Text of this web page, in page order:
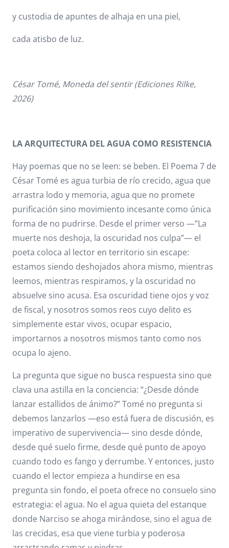
y custodia de apuntes de alhaja en una piel,
cada atisbo de luz.
César Tomé, Moneda del sentir (Ediciones Rilke,
2026)
LA ARQUITECTURA DEL AGUA COMO RESISTENCIA
Hay poemas que no se leen: se beben. El Poema 7 de
César Tomé es agua turbia de río crecido, agua que
arrastra lodo y memoria, agua que no promete
purificación sino movimiento incesante como única
forma de no pudrirse. Desde el primer verso —”La
muerte nos deshoja, la oscuridad nos culpa”— el
poeta coloca al lector en territorio sin escape:
estamos siendo deshojados ahora mismo, mientras
leemos, mientras respiramos, y la oscuridad no
absuelve sino acusa. Esa oscuridad tiene ojos y voz
de fiscal, y nosotros somos reos cuyo delito es
simplemente estar vivos, ocupar espacio,
importarnos a nosotros mismos tanto como nos
ocupa lo ajeno.
La pregunta que sigue no busca respuesta sino que
clava una astilla en la conciencia: “¿Desde dónde
lanzar estallidos de ánimo?” Tomé no pregunta si
debemos lanzarlos —eso está fuera de discusión, es
imperativo de supervivencia— sino desde dónde,
desde qué suelo firme, desde qué punto de apoyo
cuando todo es fango y derrumbe. Y entonces, justo
cuando el lector empieza a hundirse en esa
pregunta sin fondo, el poeta ofrece no consuelo sino
estrategia: el agua. No el agua quieta del estanque
donde Narciso se ahoga mirándose, sino el agua de
las crecidas, esa que viene turbia y poderosa